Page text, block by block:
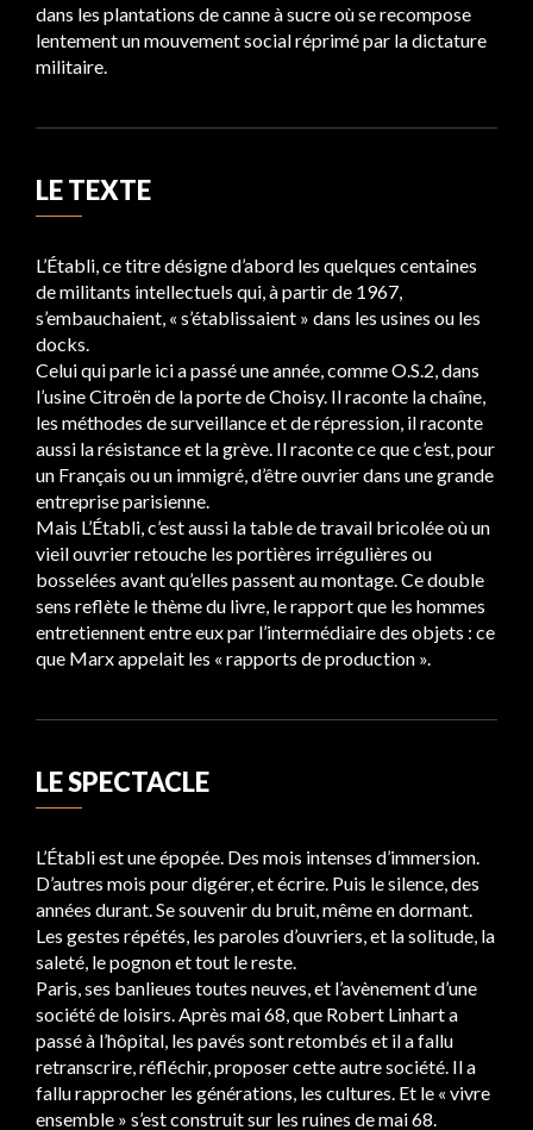
dans les plantations de canne à sucre où se recompose
lentement un mouvement social réprimé par la dictature
militaire.
LE TEXTE
L’Établi, ce titre désigne d’abord les quelques centaines
de militants intellectuels qui, à partir de 1967,
s’embauchaient, « s’établissaient » dans les usines ou les
docks.
Celui qui parle ici a passé une année, comme O.S.2, dans
l’usine Citroën de la porte de Choisy. Il raconte la chaîne,
les méthodes de surveillance et de répression, il raconte
aussi la résistance et la grève. Il raconte ce que c’est, pour
un Français ou un immigré, d’être ouvrier dans une grande
entreprise parisienne.
Mais L’Établi, c’est aussi la table de travail bricolée où un
vieil ouvrier retouche les portières irrégulières ou
bosselées avant qu’elles passent au montage. Ce double
sens reflète le thème du livre, le rapport que les hommes
entretiennent entre eux par l’intermédiaire des objets : ce
que Marx appelait les « rapports de production ».
LE SPECTACLE
L’Établi est une épopée. Des mois intenses d’immersion.
D’autres mois pour digérer, et écrire. Puis le silence, des
années durant. Se souvenir du bruit, même en dormant.
Les gestes répétés, les paroles d’ouvriers, et la solitude, la
saleté, le pognon et tout le reste.
Paris, ses banlieues toutes neuves, et l’avènement d’une
société de loisirs. Après mai 68, que Robert Linhart a
passé à l’hôpital, les pavés sont retombés et il a fallu
retranscrire, réfléchir, proposer cette autre société. Il a
fallu rapprocher les générations, les cultures. Et le « vivre
ensemble » s’est construit sur les ruines de mai 68.